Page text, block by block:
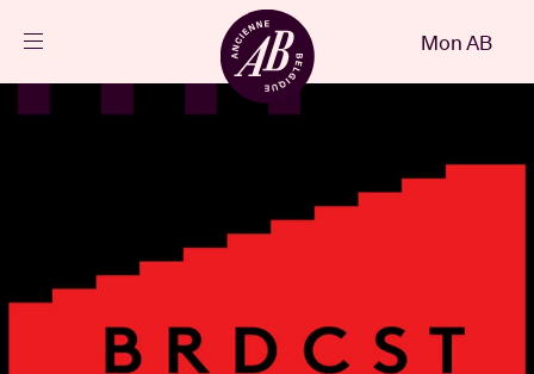
FR
Actualités
Mon AB